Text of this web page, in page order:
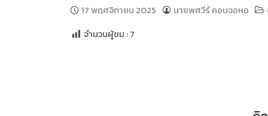
17 พฤศจิกายน 2025 นายพศวีร์ คอนจอหอ
จำนวนผู้ชม :7